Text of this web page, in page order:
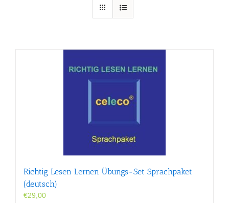
Richtig Lesen Lernen Übungs-Set Sprachpaket
(deutsch)
€29,00